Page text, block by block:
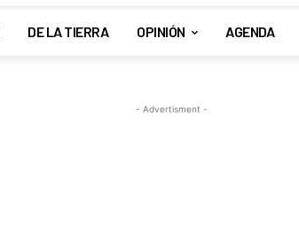
DE LA TIERRA OPINIÓN AGENDA
- Advertisment -